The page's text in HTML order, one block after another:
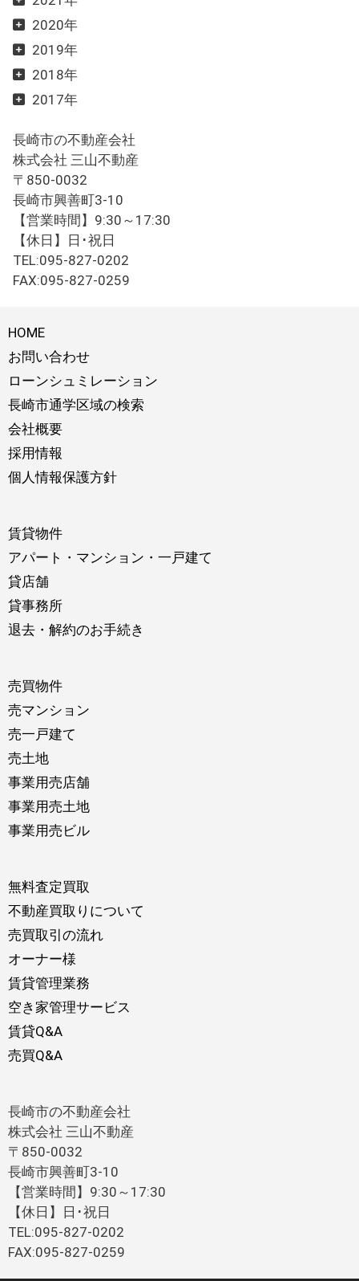
2020年
2019年
2018年
2017年
長崎市の不動産会社
株式会社 三山不動産
〒850-0032
長崎市興善町3-10
【営業時間】9:30～17:30
【休日】日･祝日
TEL:095-827-0202
FAX:095-827-0259
HOME
お問い合わせ
ローンシュミレーション
長崎市通学区域の検索
会社概要
採用情報
個人情報保護方針
賃貸物件
アパート・マンション・一戸建て
貸店舗
貸事務所
退去・解約のお手続き
売買物件
売マンション
売一戸建て
売土地
事業用売店舗
事業用売土地
事業用売ビル
無料査定買取
不動産買取りについて
売買取引の流れ
オーナー様
賃貸管理業務
空き家管理サービス
賃貸Q&A
売買Q&A
長崎市の不動産会社
株式会社 三山不動産
〒850-0032
長崎市興善町3-10
【営業時間】9:30～17:30
【休日】日･祝日
TEL:095-827-0202
FAX:095-827-0259